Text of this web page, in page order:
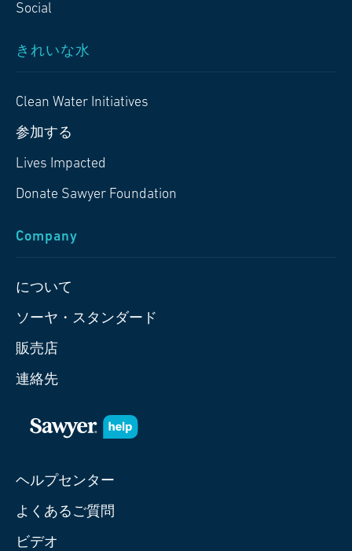
Social
きれいな水
Clean Water Initiatives
参加する
Lives Impacted
Donate Sawyer Foundation
Company
について
ソーヤ・スタンダード
販売店
連絡先
ヘルプセンター
よくあるご質問
ビデオ